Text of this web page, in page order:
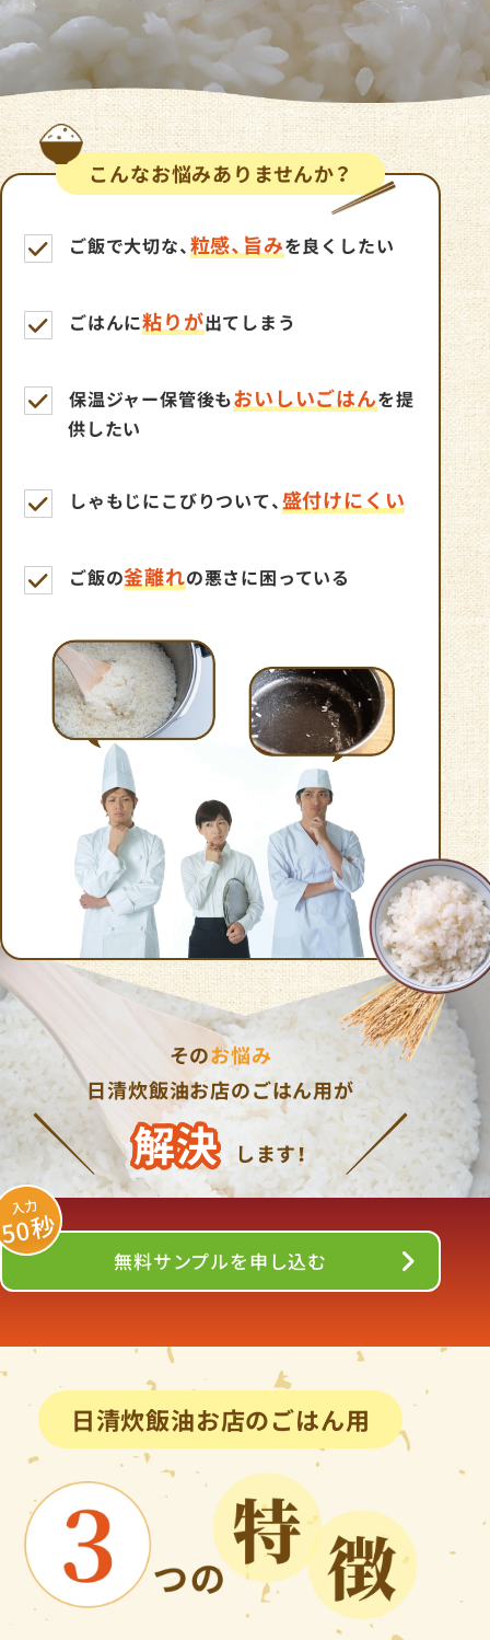
こんなお悩みありませんか？
ご飯で大切な、粒感、旨みを良くしたい
ごはんに粘りが出てしまう
保温ジャー保管後もおいしいごはんを提
供したい
しゃもじにこびりついて、盛付けにくい
ご飯の釜離れの悪さに困っている
そのお悩み
日清炊飯油お店のごはん用が
解決 します！
入力
秒
無料サンプルを申し込む
日清炊飯油お店のごはん用